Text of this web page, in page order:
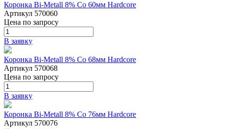
Коронка Bi-Metall 8% Co 60мм Hardcore
Артикул 570060
Цена по запросу
В заявку
Коронка Bi-Metall 8% Co 68мм Hardcore
Артикул 570068
Цена по запросу
В заявку
Коронка Bi-Metall 8% Co 76мм Hardcore
Артикул 570076